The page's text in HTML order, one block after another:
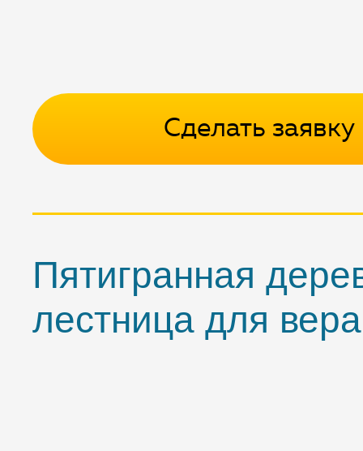
Сделать заявку
Пятигранная
лестница для